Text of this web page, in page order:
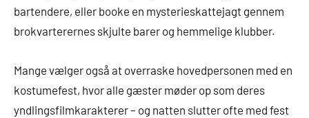
bartendere, eller booke en mysterieskattejagt gennem
brokvarterernes skjulte barer og hemmelige klubber.
Mange vælger også at overraske hovedpersonen med en
kostumefest, hvor alle gæster møder op som deres
yndlingsfilmkarakterer – og natten slutter ofte med fest